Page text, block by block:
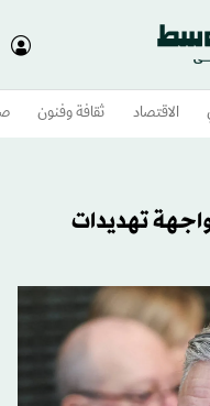
الاقتصاد ثقافة وفنون
تهديدات